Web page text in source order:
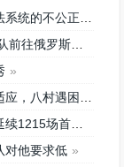
的不公正待遇
未来发展如何？
，八村遇困难
场首发之路
对他要求低